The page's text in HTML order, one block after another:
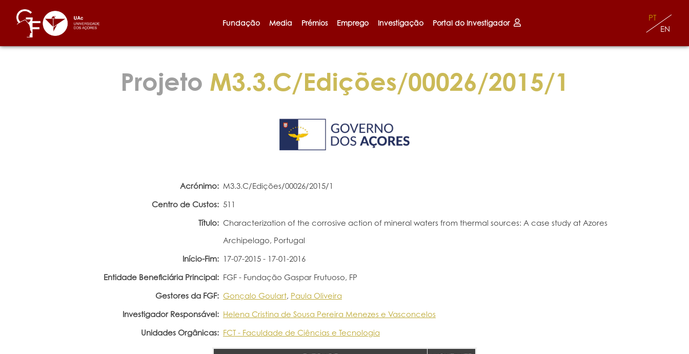
Fundação Media Prémios Emprego Investigação Portal do Investigador
EN
PT
Projeto M3.3.C/Edições/00026/2015/1
Acrónimo: M3.3.C/Edições/00026/2015/1
Centro de Custos: 511
Título: Characterization of the corrosive action of mineral waters from thermal sources: A case study at Azores
Archipelago, Portugal
Início-Fim: 17-07-2015 - 17-01-2016
Entidade Beneficiária Principal: FGF - Fundação Gaspar Frutuoso, FP
Gestores da FGF: Gonçalo Goulart, Paula Oliveira
Investigador Responsável: Helena Cristina de Sousa Pereira Menezes e Vasconcelos
Unidades Orgânicas: FCT - Faculdade de Ciências e Tecnologia